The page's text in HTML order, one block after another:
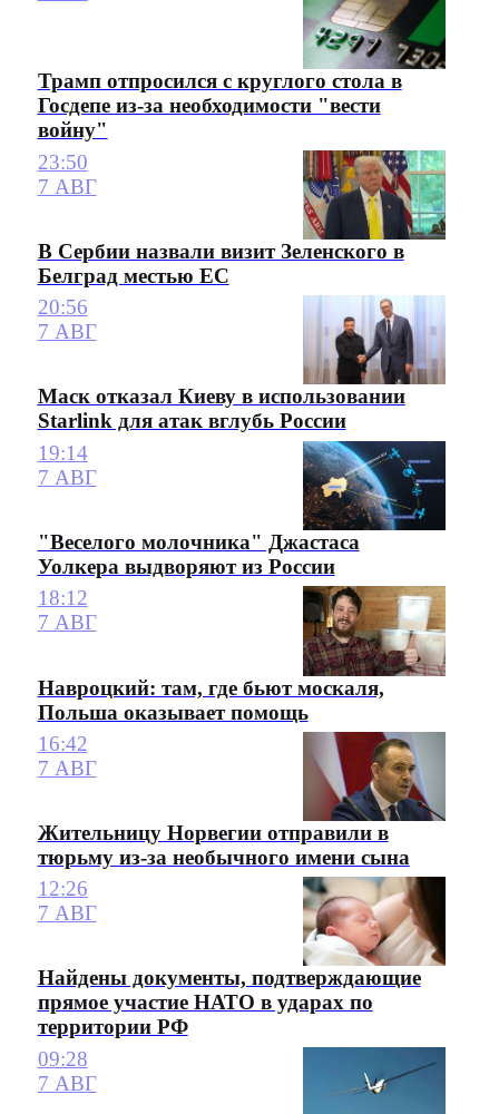
Трамп отпросился с круглого стола в
Госдепе из-за необходимости "вести
войну"
23:50
7 АВГ
В Сербии назвали визит Зеленского в
Белград местью ЕС
20:56
7 АВГ
Маск отказал Киеву в использовании
Starlink для атак вглубь России
19:14
7 АВГ
"Веселого молочника" Джастаса
Уолкера выдворяют из России
18:12
7 АВГ
Навроцкий: там, где бьют москаля,
Польша оказывает помощь
16:42
7 АВГ
Жительницу Норвегии отправили в
тюрьму из-за необычного имени сына
12:26
7 АВГ
Найдены документы, подтверждающие
прямое участие НАТО в ударах по
территории РФ
09:28
7 АВГ